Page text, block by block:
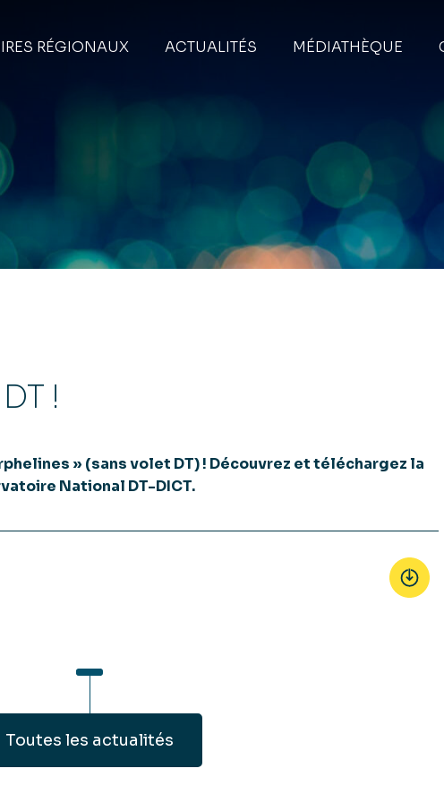
RÉGIONAUX ACTUALITÉS MÉDIATHÈQUE
!
» (sans volet DT) ! Découvrez et téléchargez la
National DT-DICT.
Toutes les actualités